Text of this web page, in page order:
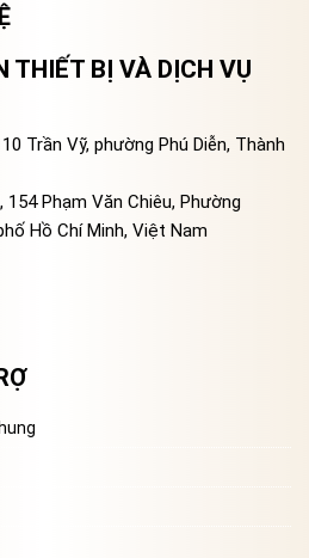
THIẾT BỊ VÀ DỊCH VỤ
Trần Vỹ, phường Phú Diễn, Thành
154 Phạm Văn Chiêu, Phường
Hồ Chí Minh, Việt Nam